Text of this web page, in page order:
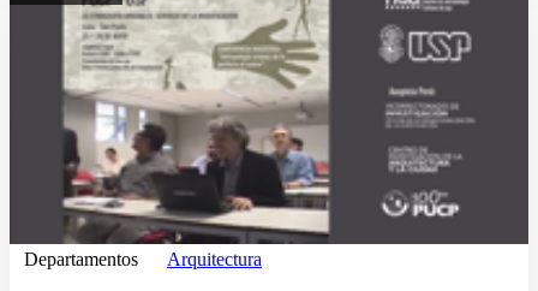
Departamentos Arquitectura